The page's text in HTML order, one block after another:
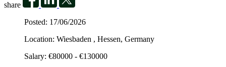
share
Posted: 17/06/2026
Location: Wiesbaden , Hessen, Germany
Salary: €80000 - €130000